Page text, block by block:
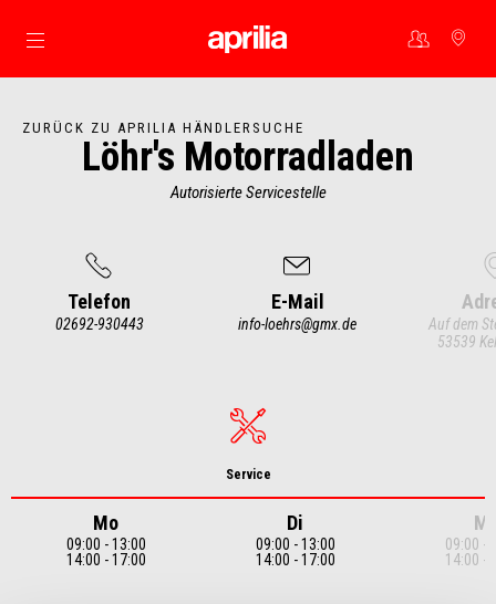
Skip to content
ZURÜCK ZU APRILIA HÄNDLERSUCHE
Löhr's Motorradladen
Autorisierte Servicestelle
Telefon
02692-930443
E-Mail
info-loehrs@gmx.de
Auf dem
53539
Service
Mo
09:00 - 13:00
14:00 - 17:00
Di
09:00 - 13:00
14:00 - 17:00
Mi
09:00 -
14:00 -